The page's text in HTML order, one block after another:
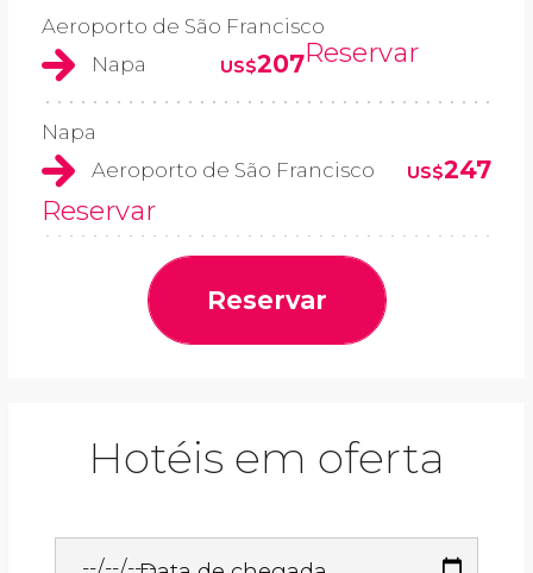
Aeroporto de São Francisco
Napa
US$207Reservar
Napa
Aeroporto de São Francisco
US$247
Reservar
Reservar
Hotéis em oferta